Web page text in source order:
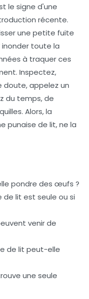
le signe d'une
récente.
une petite fuite
inonder toute la
à traquer ces
Inspectez,
doute, appelez un
du temps, de
Alors, la
punaise de lit, ne la
pondre des œufs ?
de lit est seule ou si
venir de
de lit peut-elle
une seule